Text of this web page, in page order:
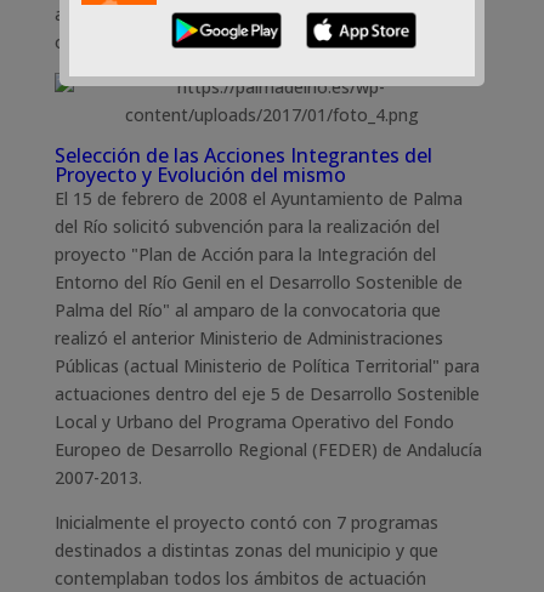
anteriormente descritas, y que visualmente se puede
observar en la siguiente imagen:
Selección de las Acciones Integrantes del
Proyecto y Evolución del mismo
El 15 de febrero de 2008 el Ayuntamiento de Palma
del Río solicitó subvención para la realización del
proyecto "Plan de Acción para la Integración del
Entorno del Río Genil en el Desarrollo Sostenible de
Palma del Río" al amparo de la convocatoria que
realizó el anterior Ministerio de Administraciones
Públicas (actual Ministerio de Política Territorial" para
actuaciones dentro del eje 5 de Desarrollo Sostenible
Local y Urbano del Programa Operativo del Fondo
Europeo de Desarrollo Regional (FEDER) de Andalucía
2007-2013.
Inicialmente el proyecto contó con 7 programas
destinados a distintas zonas del municipio y que
contemplaban todos los ámbitos de actuación